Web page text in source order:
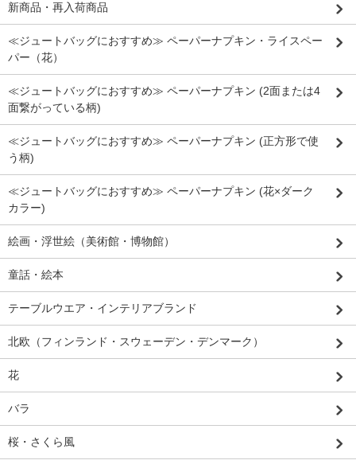
新商品・再入荷商品
≪ジュートバッグにおすすめ≫ ペーパーナプキン・ライスペー
パー（花）
≪ジュートバッグにおすすめ≫ ペーパーナプキン (2面または4
面繋がっている柄)
≪ジュートバッグにおすすめ≫ ペーパーナプキン (正方形で使
う柄)
≪ジュートバッグにおすすめ≫ ペーパーナプキン (花×ダーク
カラー)
絵画・浮世絵（美術館・博物館）
童話・絵本
テーブルウエア・インテリアブランド
北欧（フィンランド・スウェーデン・デンマーク）
花
バラ
桜・さくら風